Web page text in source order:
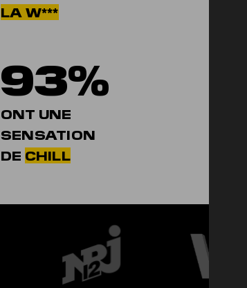
LA W***
93%
ONT UNE
SENSATION
DE CHILL